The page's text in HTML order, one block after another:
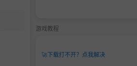
游戏教程
🚀下载打不开？点我解决